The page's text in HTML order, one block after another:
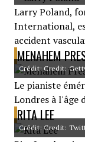
Larry Poland,
International,
accident
MENAHEM
Crédit: Credit:
Le pianiste
Londres à l'âge
RITA LEE
Crédit: Credit: